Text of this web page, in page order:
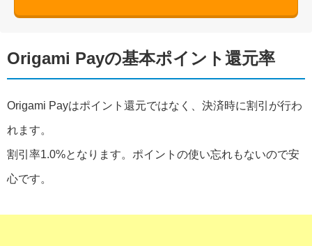
Origami Payの基本ポイント還元率
Origami Payはポイント還元ではなく、決済時に割引が行わ
れます。
割引率1.0%となります。ポイントの使い忘れもないので安
心です。